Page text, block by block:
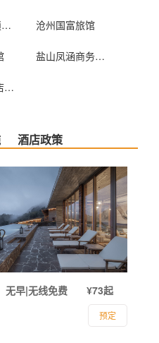
驿家365连锁酒店（肃宁肃水路店） 沧州国富旅馆
盐山凤涵商务宾馆
瑞程连锁酒店（沧州火车站店）
酒店政策
¥73起
无早|无线免费
预定